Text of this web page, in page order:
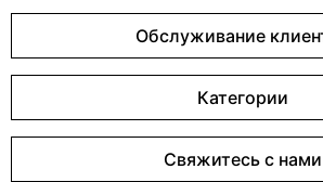
Обслуживание
Категории
Свяжитесь с нами